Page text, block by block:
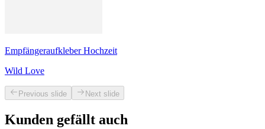
Empfängeraufkleber Hochzeit
Wild Love
Previous slide Next slide
Kunden gefällt auch